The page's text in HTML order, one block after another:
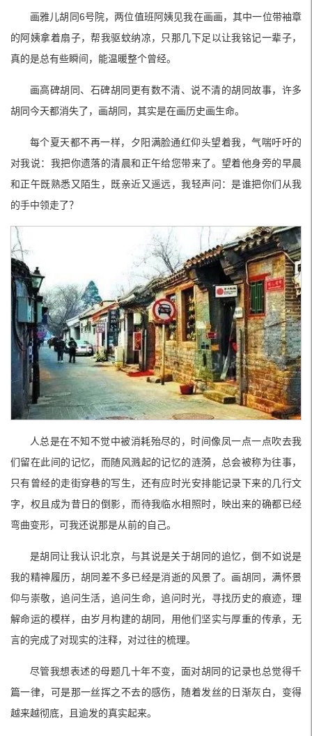
画雅儿胡同6号院，两位值班阿姨见我在画画，其中一位带袖章
的阿姨拿着扇子，帮我驱蚊纳凉，只那几下足以让我铭记一辈子，
真的是总有些瞬间，能温暖整个曾经。
画高碑胡同、石碑胡同更有数不清、说不清的胡同故事，许多
胡同今天都消失了，画胡同，其实是在画历史画生命。
每个夏天都不再一样，夕阳满脸通红仰头望着我，气喘吁吁的
对我说：我把你遗落的清晨和正午给您带来了。望着他身旁的早晨
和正午既熟悉又陌生，既亲近又遥远，我轻声问：是谁把你们从我
的手中领走了？
人总是在不知不觉中被消耗殆尽的，时间像凤一点一点吹去我
们留在此间的记忆，而随风溅起的记忆的涟漪，总会被称为往事，
只有曾经的走街穿巷的写生，还有应时光安排能记录下来的几行文
字，权且成为昔日的倒影，而待我临水相照时，映出来的确都已经
弯曲变形，可我还说那是从前的自己。
是胡同让我认识北京，与其说是关于胡同的追忆，倒不如说是
我的精神履历，胡同差不多已经是消逝的风景了。画胡同，满怀景
仰与崇敬，追问生活，追问生命，追问时光，寻找历史的痕迹，理
解命运的模样，由岁月构建的胡同，用他们坚实与厚重的传承，无
言的完成了对现实的注释，对过往的梳理。
尽管我想表述的母题几十年不变，面对胡同的记录也总觉得千
篇一律，可是那一丝挥之不去的感伤，随着发丝的日渐灰白，变得
越来越彻底，且逾发的真实起来。